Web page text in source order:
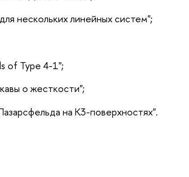
нескольких линейных систем";
of Type 4-1";
о жесткости";
на К3-поверхностях".